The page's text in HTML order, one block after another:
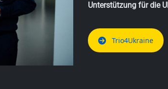
Unterstützung für die
Trio4Ukraine